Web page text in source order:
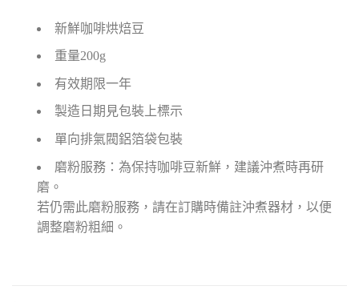
新鮮咖啡烘焙豆
重量200g
有效期限一年
製造日期見包裝上標示
單向排氣閥鋁箔袋包裝
磨粉服務：為保持咖啡豆新鮮，建議沖煮時再研
磨。
若仍需此磨粉服務，請在訂購時備註沖煮器材，以便
調整磨粉粗細。